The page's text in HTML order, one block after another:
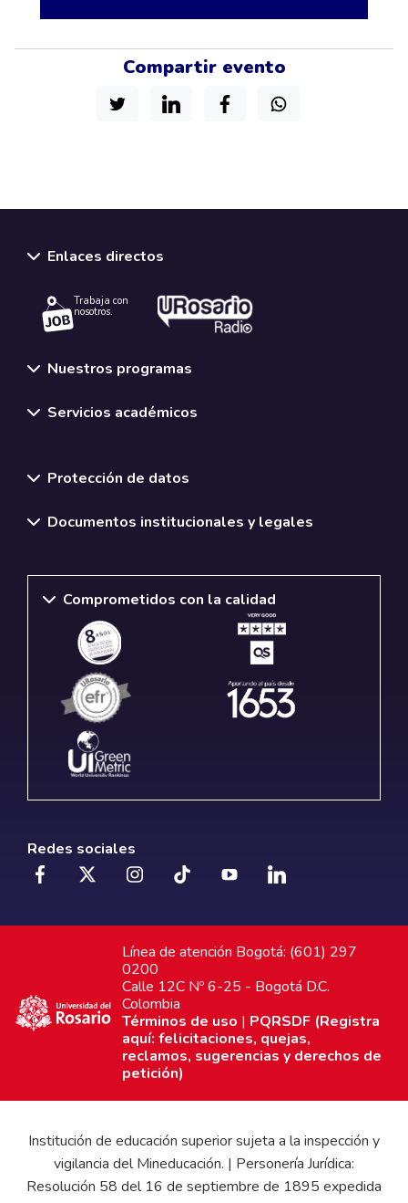
Compartir evento
Enlaces directos
Trabaja con
nosotros.
Nuestros programas
Servicios académicos
Protección de datos
Documentos institucionales y legales
Comprometidos con la calidad
Redes sociales
Línea de atención Bogotá: (601) 297
0200
Calle 12C Nº 6-25 - Bogotá D.C.
Colombia
Términos de uso | PQRSDF (Registra
aquí: felicitaciones, quejas,
reclamos, sugerencias y derechos de
petición)
Institución de educación superior sujeta a la inspección y
vigilancia del Mineducación. | Personería Jurídica:
Resolución 58 del 16 de septiembre de 1895 expedida